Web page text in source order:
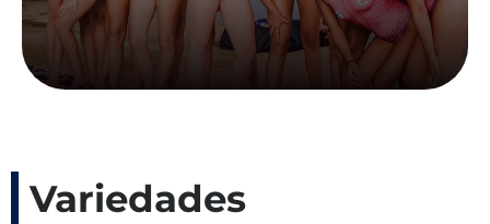
Variedades